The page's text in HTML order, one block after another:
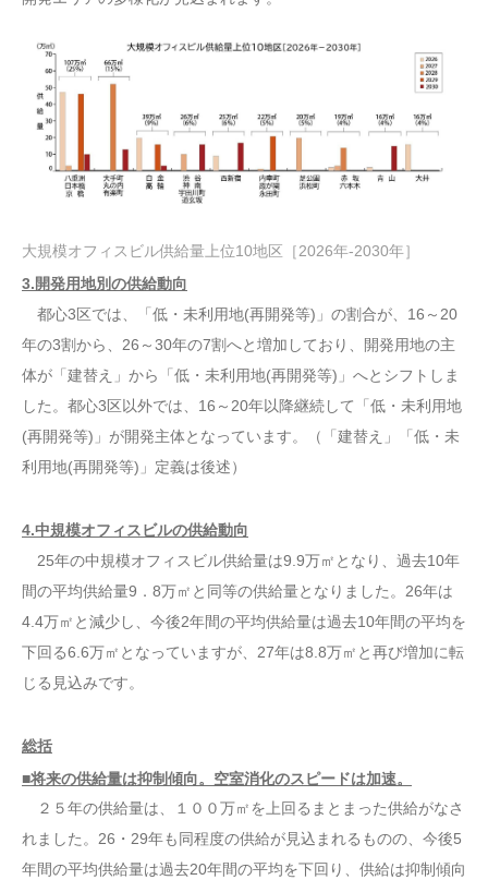
大規模オフィスビル供給量上位10地区［2026年-2030年］
3.開発用地別の供給動向
都心3区では、「低・未利用地(再開発等)」の割合が、16～20
年の3割から、26～30年の7割へと増加しており、開発用地の主
体が「建替え」から「低・未利用地(再開発等)」へとシフトしま
した。都心3区以外では、16～20年以降継続して「低・未利用地
(再開発等)」が開発主体となっています。（「建替え」「低・未
利用地(再開発等)」定義は後述）
4.中規模オフィスビルの供給動向
25年の中規模オフィスビル供給量は9.9万㎡となり、過去10年
間の平均供給量9．8万㎡と同等の供給量となりました。26年は
4.4万㎡と減少し、今後2年間の平均供給量は過去10年間の平均を
下回る6.6万㎡となっていますが、27年は8.8万㎡と再び増加に転
じる見込みです。
総括
■将来の供給量は抑制傾向。空室消化のスピードは加速。
２５年の供給量は、１００万㎡を上回るまとまった供給がなさ
れました。26・29年も同程度の供給が見込まれるものの、今後5
年間の平均供給量は過去20年間の平均を下回り、供給は抑制傾向